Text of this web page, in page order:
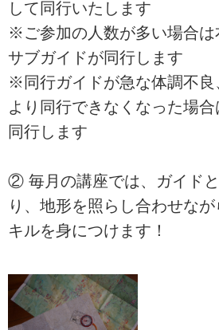
して同行いたします
※ご参加の人数が多い場合は
サブガイドが同行します
※同行ガイドが急な体調不良
より同行できなくなった場
同行します
② 毎月の講座では、ガイド
り、地形を照らし合わせな
キルを身につけます！